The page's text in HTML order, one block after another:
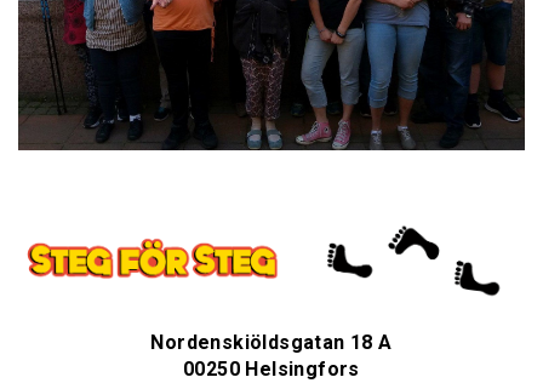
Nordenskiöldsgatan 18 A
00250 Helsingfors